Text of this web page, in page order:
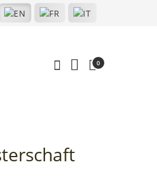
0